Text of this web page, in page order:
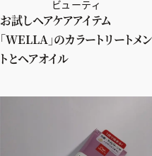
ビューティ
お試しヘアケアアイテム
「WELLA」のカラートリートメン
トとヘアオイル